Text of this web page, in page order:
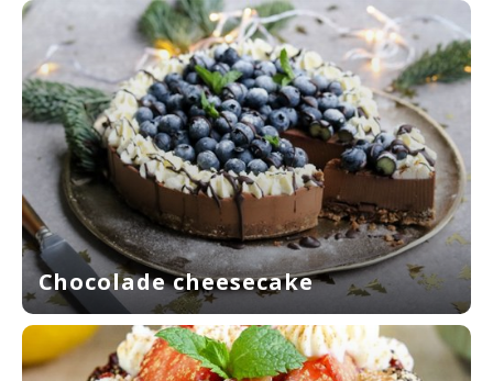
Chocolade cheesecake